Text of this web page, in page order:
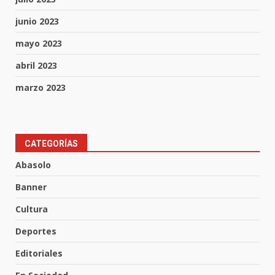
junio 2023
mayo 2023
abril 2023
marzo 2023
CATEGORÍAS
Abasolo
Banner
Cultura
Deportes
Editoriales
7 de agosto de 2026
4
Valle de Santiago refuerza